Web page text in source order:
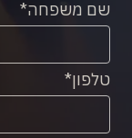
שם משפחה
טלפון